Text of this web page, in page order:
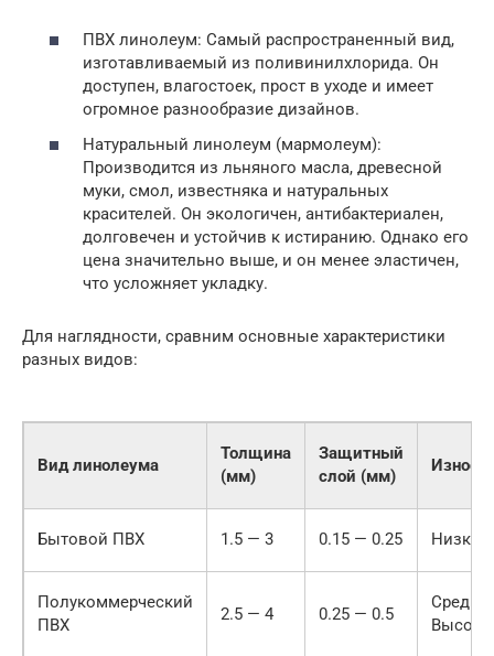
ПВХ линолеум: Самый распространенный вид,
изготавливаемый из поливинилхлорида. Он
доступен, влагостоек, прост в уходе и имеет
огромное разнообразие дизайнов.
Натуральный линолеум (мармолеум):
Производится из льняного масла, древесной
муки, смол, известняка и натуральных
красителей. Он экологичен, антибактериален,
долговечен и устойчив к истиранию. Однако его
цена значительно выше, и он менее эластичен,
что усложняет укладку.
Для наглядности, сравним основные характеристики
разных видов:
Вид линолеума
Толщина
(мм)
Защитный
слой (мм)
Бытовой ПВХ 1.5 — 3 0.15 — 0.25
Полукоммерческий
ПВХ
2.5 — 4 0.25 — 0.5